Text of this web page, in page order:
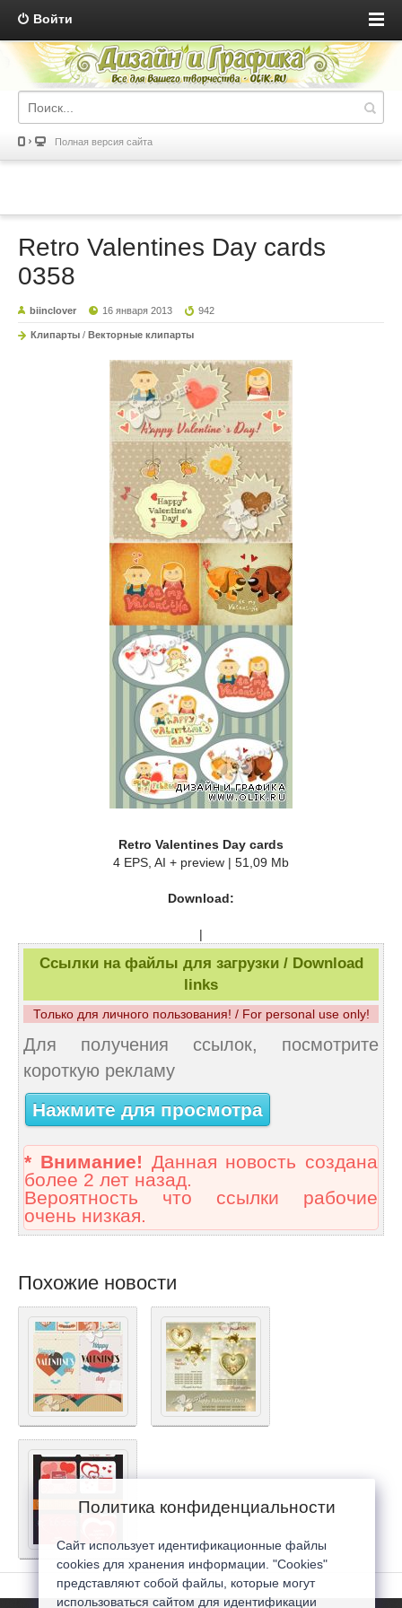
Войти
Полная версия сайта
Retro Valentines Day cards
0358
biinclover 16 января 2013 942
Клипарты / Векторные клипарты
Retro Valentines Day cards
4 EPS, AI + preview | 51,09 Mb
Download:
|
Ссылки на файлы для загрузки / Download
links
Только для личного пользования! / For personal use only!
Для получения ссылок, посмотрите
короткую рекламу
Нажмите для просмотра
* Внимание! Данная новость создана
более 2 лет назад.
Вероятность что ссылки рабочие
очень низкая.
Похожие новости
Политика конфиденциальности
Сайт использует идентификационные файлы
cookies для хранения информации. "Cookies"
представляют собой файлы, которые могут
использоваться сайтом для идентификации